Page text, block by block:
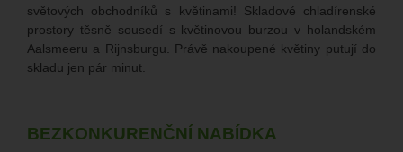
světových obchodníků s květinami! Skladové chladírenské
prostory těsně sousedí s květinovou burzou v holandském
Aalsmeeru a Rijnsburgu. Právě nakoupené květiny putují do
skladu jen pár minut.
BEZKONKURENČNÍ NABÍDKA